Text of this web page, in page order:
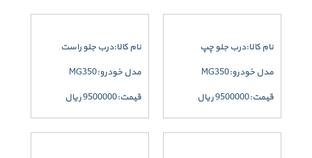
نام کالا:درب جلو چپ
مدل خودرو:MG350
قیمت:9500000 ریال
نام کالا:درب جلو راست
مدل خودرو:MG350
قیمت:9500000 ریال